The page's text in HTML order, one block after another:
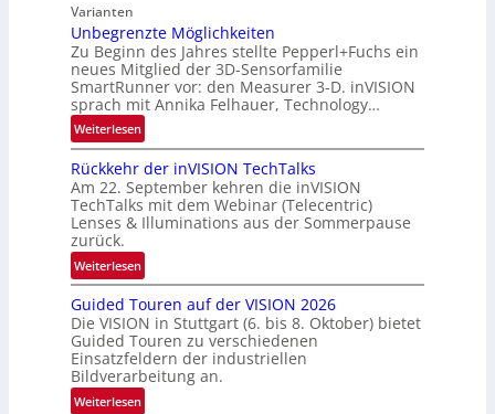
R
a
u
m
f
a
h
r
t
t
e
c
h
i
k
t
n
e
r
s
c
h
a
f
t
i
s
c
h
e
n
4
Varianten
Unbegrenzte Möglichkeiten
Zu Beginn des Jahres stellte Pepperl+Fuchs ein
neues Mitglied der 3D-Sensorfamilie
SmartRunner vor: den Measurer 3-D. inVISION
sprach mit Annika Felhauer, Technology…
Weiterlesen:
U
n
b
e
g
r
e
z
t
e
M
ö
Rückkehr der inVISION TechTalks
Am 22. September kehren die inVISION
TechTalks mit dem Webinar (Telecentric)
Lenses & Illuminations aus der Sommerpause
zurück.
Weiterlesen:
R
ü
c
k
k
e
Guided Touren auf der VISION 2026
Die VISION in Stuttgart (6. bis 8. Oktober) bietet
Guided Touren zu verschiedenen
Einsatzfeldern der industriellen
Bildverarbeitung an.
Weiterlesen: